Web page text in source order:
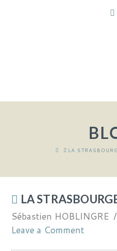
HOME
LA
LA
Sébastien HOBLINGRE
Leave a Comment